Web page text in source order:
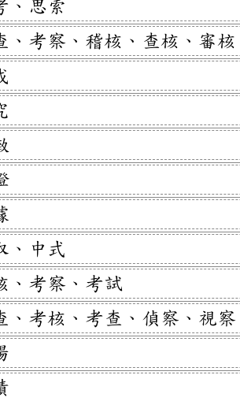
、思索
、考察、稽核、查核、審核
、中式
、考察、考試
、考核、考查、偵察、視察